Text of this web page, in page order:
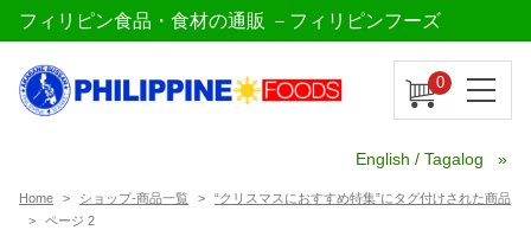
フィリピン食品・食材の通販 －フィリピンフーズ
0
English / Tagalog
Home ショップ-商品一覧
“クリスマスにおすすめ特集”にタグ付けされた商品
ページ 2